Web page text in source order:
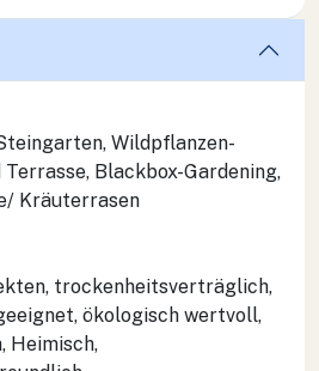
Wildpflanzen-
Terrasse, Blackbox-Gardening,
Kräuterrasen
trockenheitsverträglich,
ökologisch wertvoll,
Heimisch,